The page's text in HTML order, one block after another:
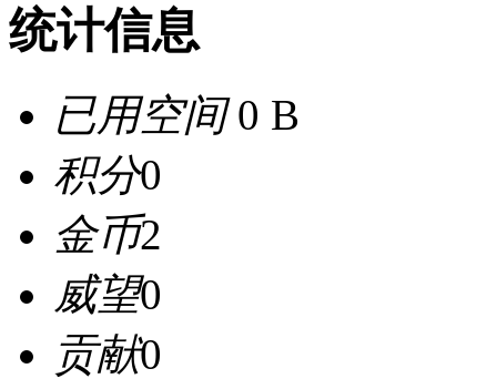
统计信息
已用空间0 B
积分0
金币2
威望0
贡献0